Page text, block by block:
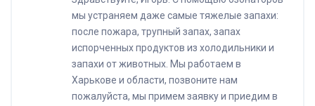
мы устраняем даже самые тяжелые запахи:
после пожара, трупный запах, запах
испорченных продуктов из холодильники и
запахи от животных. Мы работаем в
Харькове и области, позвоните нам
пожалуйста, мы примем заявку и приедим в